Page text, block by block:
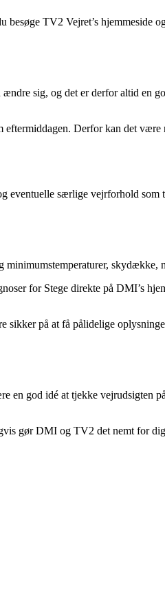
TV2 Vejret’s hjemmeside
sig, og det er derfor altid en
Derfor kan det
særlige vejrforhold som
skydække,
for Stege direkte på DMI’s
på at få pålidelige
en god idé at tjekke vejrudsigten
gør DMI og TV2 det nemt for